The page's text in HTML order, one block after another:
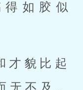
如胶似